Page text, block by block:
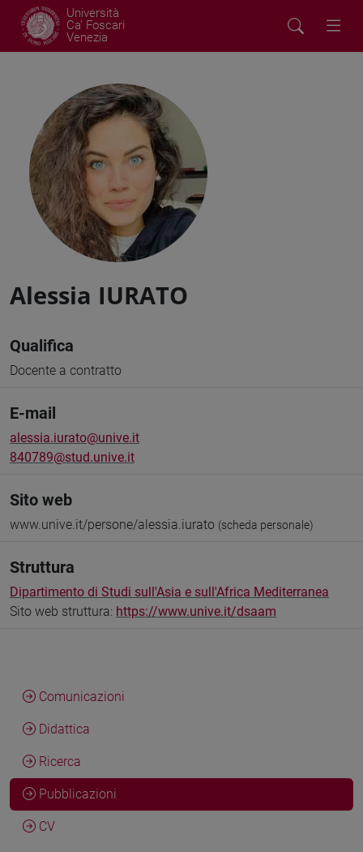
Università
Ca' Foscari
Venezia
Alessia IURATO
Qualifica
Docente a contratto
E-mail
alessia.iurato@unive.it
840789@stud.unive.it
Sito web
www.unive.it/persone/alessia.iurato (scheda personale)
Struttura
Dipartimento di Studi sull'Asia e sull'Africa Mediterranea
Sito web struttura: https://www.unive.it/dsaam
Comunicazioni
Didattica
Ricerca
Pubblicazioni
CV